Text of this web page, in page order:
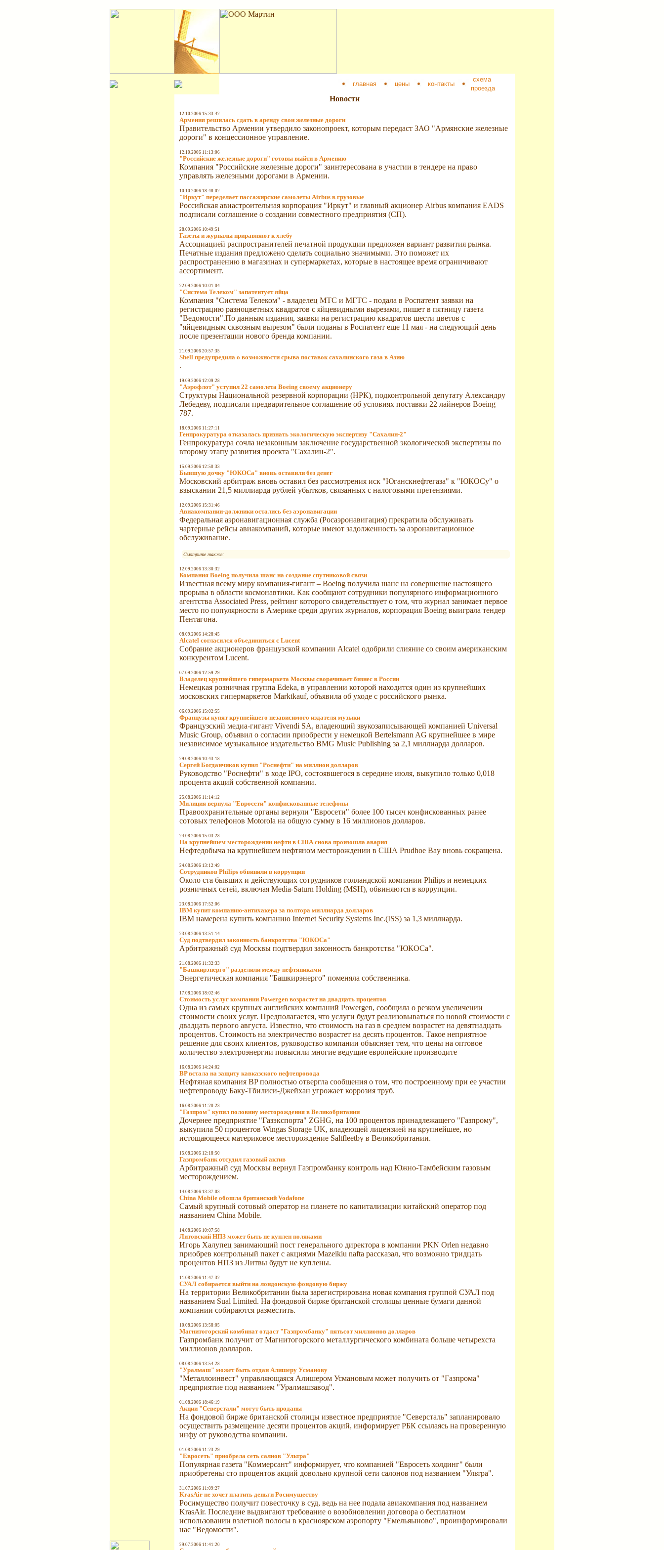
главная цены контакты
схема
проезда
Новости
12.10.2006 15:33:42
Армения решилась сдать в аренду свои железные дороги
Правительство Армении утвердило законопроект, которым передаст ЗАО "Армянские железные
дороги" в концессионное управление.
12.10.2006 11:13:06
"Российские железные дороги" готовы выйти в Армению
Компания "Российские железные дороги" заинтересована в участии в тендере на право
управлять железными дорогами в Армении.
10.10.2006 18:48:02
"Иркут" переделает пассажирские самолеты Airbus в грузовые
Российская авиастроительная корпорация "Иркут" и главный акционер Airbus компания EADS
подписали соглашение о создании совместного предприятия (СП).
28.09.2006 10:49:51
Газеты и журналы приравняют к хлебу
Ассоциацией распространителей печатной продукции предложен вариант развития рынка.
Печатные издания предложено сделать социально значимыми. Это поможет их
распространению в магазинах и супермаркетах, которые в настоящее время ограничивают
ассортимент.
22.09.2006 10:01:04
"Система Телеком" запатентует яйца
Компания "Система Телеком" - владелец МТС и МГТС - подала в Роспатент заявки на
регистрацию разноцветных квадратов с яйцевидными вырезами, пишет в пятницу газета
"Ведомости".По данным издания, заявки на регистрацию квадратов шести цветов с
"яйцевидным сквозным вырезом" были поданы в Роспатент еще 11 мая - на следующий день
после презентации нового бренда компании.
21.09.2006 20:57:35
Shell предупредила о возможности срыва поставок сахалинского газа в Азию
.
19.09.2006 12:09:28
"Аэрофлот" уступил 22 самолета Boeing своему акционеру
Структуры Национальной резервной корпорации (НРК), подконтрольной депутату Александру
Лебедеву, подписали предварительное соглашение об условиях поставки 22 лайнеров Boeing
787.
18.09.2006 11:27:11
Генпрокуратура отказалась признать экологическую экспертизу "Сахалин-2"
Генпрокуратура сочла незаконным заключение государственной экологической экспертизы по
второму этапу развития проекта "Сахалин-2".
15.09.2006 12:50:33
Бывшую дочку "ЮКОСа" вновь оставили без денег
Московский арбитраж вновь оставил без рассмотрения иск "Юганскнефтегаза" к "ЮКОСу" о
взыскании 21,5 миллиарда рублей убытков, связанных с налоговыми претензиями.
12.09.2006 15:31:46
Авиакомпании-должники остались без аэронавигации
Федеральная аэронавигационная служба (Росаэронавигация) прекратила обслуживать
чартерные рейсы авиакомпаний, которые имеют задолженность за аэронавигационное
обслуживание.
Смотрите также:
12.09.2006 13:30:32
Компания Boeing получила шанс на создание спутниковой связи
Известная всему миру компания-гигант – Boeing получила шанс на совершение настоящего
прорыва в области космонавтики. Как сообщают сотрудники популярного информационного
агентства Associated Press, рейтинг которого свидетельствует о том, что журнал занимает первое
место по популярности в Америке среди других журналов, корпорация Boeing выиграла тендер
Пентагона.
08.09.2006 14:28:45
Alcatel согласился объединиться с Lucent
Собрание акционеров французской компании Alcatel одобрили слияние со своим американским
конкурентом Lucent.
07.09.2006 12:59:29
Владелец крупнейшего гипермаркета Москвы сворачивает бизнес в России
Немецкая розничная группа Edeka, в управлении которой находится один из крупнейших
московских гипермаркетов Marktkauf, объявила об уходе с российского рынка.
06.09.2006 15:02:55
Французы купят крупнейшего независимого издателя музыки
Французский медиа-гигант Vivendi SA, владеющий звукозаписывающей компанией Universal
Music Group, объявил о согласии приобрести у немецкой Bertelsmann AG крупнейшее в мире
независимое музыкальное издательство BMG Music Publishing за 2,1 миллиарда долларов.
29.08.2006 10:43:18
Сергей Богданчиков купил "Роснефти" на миллион долларов
Руководство "Роснефти" в ходе IPO, состоявшегося в середине июля, выкупило только 0,018
процента акций собственной компании.
25.08.2006 11:14:12
Милиция вернула "Евросети" конфискованные телефоны
Правоохранительные органы вернули "Евросети" более 100 тысяч конфискованных ранее
сотовых телефонов Motorola на общую сумму в 16 миллионов долларов.
24.08.2006 15:03:28
На крупнейшем месторождении нефти в США cнова произошла авария
Нефтедобыча на крупнейшем нефтяном месторождении в США Prudhoe Bay вновь сокращена.
24.08.2006 13:12:49
Сотрудников Philips обвинили в коррупции
Около ста бывших и действующих сотрудников голландской компании Philips и немецких
розничных сетей, включая Media-Saturn Holding (MSH), обвиняются в коррупции.
23.08.2006 17:52:06
IBM купит компанию-антихакера за полтора миллиарда долларов
IBM намерена купить компанию Internet Security Systems Inc.(ISS) за 1,3 миллиарда.
23.08.2006 13:51:14
Суд подтвердил законность банкротства "ЮКОСа"
Арбитражный суд Москвы подтвердил законность банкротства "ЮКОСа".
21.08.2006 11:32:33
"Башкирэнерго" разделили между нефтяниками
Энергетическая компания "Башкирэнерго" поменяла собственника.
17.08.2006 18:02:46
Стоимость услуг компании Powergen возрастет на двадцать процентов
Одна из самых крупных английских компаний Powergen, сообщила о резком увеличении
стоимости своих услуг. Предполагается, что услуги будут реализовываться по новой стоимости с
двадцать первого августа. Известно, что стоимость на газ в среднем возрастет на девятнадцать
процентов. Стоимость на электричество возрастет на десять процентов. Такое неприятное
решение для своих клиентов, руководство компании объясняет тем, что цены на оптовое
количество электроэнергии повысили многие ведущие европейские производите
16.08.2006 14:24:02
BP встала на защиту кавказского нефтепровода
Нефтяная компания BP полностью отвергла сообщения о том, что построенному при ее участии
нефтепроводу Баку-Тбилиси-Джейхан угрожает коррозия труб.
16.08.2006 11:20:23
"Газпром" купил половину месторождения в Великобритании
Дочернее предприятие "Газэкспорта" ZGHG, на 100 процентов принадлежащего "Газпрому",
выкупила 50 процентов Wingas Storage UK, владеющей лицензией на крупнейшее, но
истощающееся материковое месторождение Saltfleetby в Великобритании.
15.08.2006 12:18:50
Газпромбанк отсудил газовый актив
Арбитражный суд Москвы вернул Газпромбанку контроль над Южно-Тамбейским газовым
месторождением.
14.08.2006 13:37:03
China Mobile обошла британский Vodafone
Самый крупный сотовый оператор на планете по капитализации китайский оператор под
названием China Mobile.
14.08.2006 10:07:58
Литовский НПЗ может быть не куплен поляками
Игорь Халупец занимающий пост генерального директора в компании PKN Orlen недавно
приобрев контрольный пакет с акциями Mazeikiu nafta рассказал, что возможно тридцать
процентов НПЗ из Литвы будут не куплены.
11.08.2006 11:47:32
СУАЛ собирается выйти на лондонскую фондовую биржу
На территории Великобритании была зарегистрирована новая компания группой СУАЛ под
названием Sual Limited. На фондовой бирже британской столицы ценные бумаги данной
компании собираются разместить.
10.08.2006 13:58:05
Магнитогорский комбинат отдаст "Газпромбанку" пятьсот миллионов долларов
Газпромбанк получит от Магнитогорского металлургического комбината больше четырехста
миллионов долларов.
08.08.2006 13:54:28
"Уралмаш" может быть отдан Алишеру Усманову
"Металлоинвест" управляющаяся Алишером Усмановым может получить от "Газпрома"
предприятие под названием "Уралмашзавод".
01.08.2006 18:46:19
Акции "Северстали" могут быть проданы
На фондовой бирже британской столицы известное предприятие "Северсталь" запланировало
осуществить размещение десяти процентов акций, информирует РБК ссылаясь на проверенную
инфу от руководства компании.
01.08.2006 11:23:29
"Евросеть" приобрела сеть салнов "Ультра"
Популярная газета "Коммерсант" информирует, что компанией "Евросеть холдинг" были
приобретены сто процентов акций довольно крупной сети салонов под названием "Ультра".
31.07.2006 11:09:27
KrasAir не хочет платить деньги Росимуществу
Росимущество получит повесточку в суд, ведь на нее подала авиакомпания под названием
KrasAir. Последние выдвигают требование о возобновлении договора о бесплатном
использовании взлетной полосы в красноярском аэропорту "Емельяыново", проинформировали
нас "Ведомости".
29.07.2006 11:41:20